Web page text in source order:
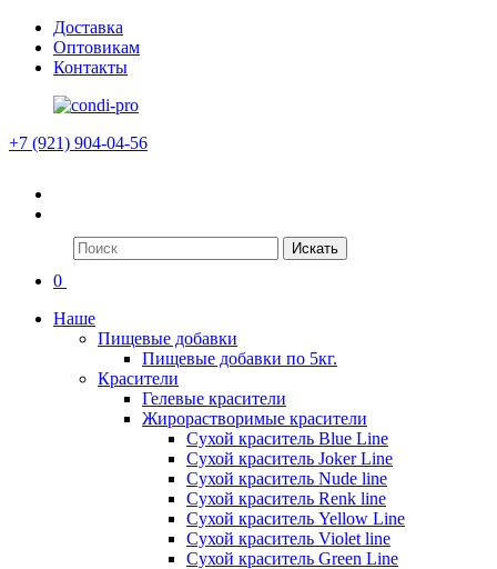
Доставка
Оптовикам
Контакты
+7 (921) 904-04-56
Искать
0
Наше
Пищевые добавки
Пищевые добавки по 5кг.
Красители
Гелевые красители
Жирорастворимые красители
Сухой краситель Blue Line
Сухой краситель Joker Line
Сухой краситель Nude line
Сухой краситель Renk line
Сухой краситель Yellow Line
Сухой краситель Violet line
Сухой краситель Green Line